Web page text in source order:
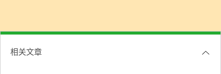
相关文章